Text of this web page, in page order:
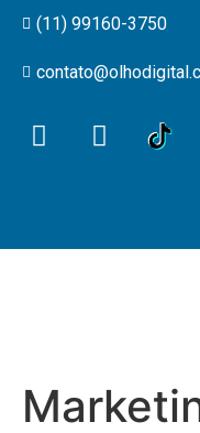
(11) 99160-3750